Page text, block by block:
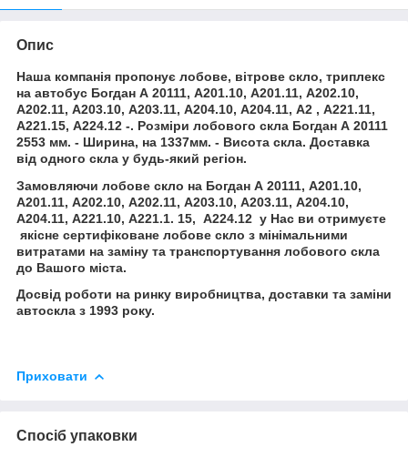
Опис
Наша компанія пропонує лобове, вітрове скло, триплекс
на автобус Богдан А 20111, А201.10, А201.11, А202.10,
А202.11, А203.10, А203.11, А204.10, А204.11, А2 , А221.11,
А221.15, А224.12 -. Розміри лобового скла Богдан А 20111
2553 мм. - Ширина, на 1337мм. - Висота скла. Доставка
від одного скла у будь-який регіон.
Замовляючи лобове скло на Богдан А 20111, А201.10,
А201.11, А202.10, А202.11, А203.10, А203.11, А204.10,
А204.11, А221.10, А221.1. 15, А224.12 у Нас ви отримуєте
якісне сертифіковане лобове скло з мінімальними
витратами на заміну та транспортування лобового скла
до Вашого міста.
Досвід роботи на ринку виробництва, доставки та заміни
автоскла з 1993 року.
Приховати
Спосіб упаковки